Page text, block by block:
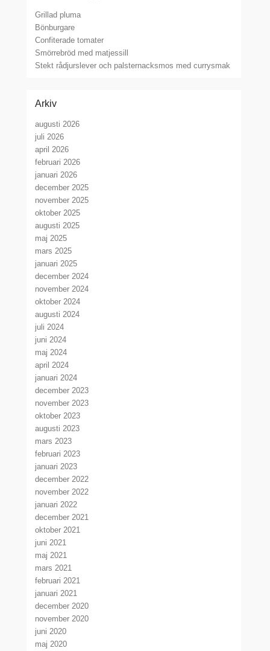
Grillad pluma
Bönburgare
Confiterade tomater
Smörrebröd med matjessill
Stekt rådjurslever och palsternacksmos med currysmak
Arkiv
augusti 2026
juli 2026
april 2026
februari 2026
januari 2026
december 2025
november 2025
oktober 2025
augusti 2025
maj 2025
mars 2025
januari 2025
december 2024
november 2024
oktober 2024
augusti 2024
juli 2024
juni 2024
maj 2024
april 2024
januari 2024
december 2023
november 2023
oktober 2023
augusti 2023
mars 2023
februari 2023
januari 2023
december 2022
november 2022
januari 2022
december 2021
oktober 2021
juni 2021
maj 2021
mars 2021
februari 2021
januari 2021
december 2020
november 2020
juni 2020
maj 2020